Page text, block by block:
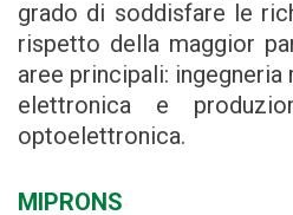
grado di soddisfare le
rispetto della maggior
aree principali:
elettronica e
optoelettronica.
MIPRONS